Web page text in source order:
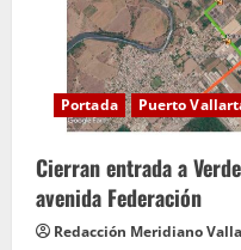
o
Portada Puerto
Cierran entrada a
avenida Federación
Redacción Meridiano